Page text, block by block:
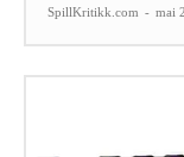
SpillKritikk.com - mai